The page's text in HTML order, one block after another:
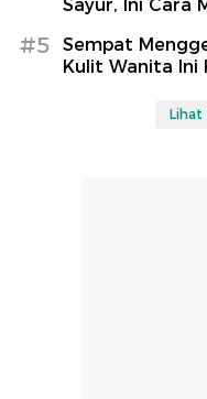
Sayur, Ini Cara
#5
Sempat
Kulit Wanita Ini
Lihat